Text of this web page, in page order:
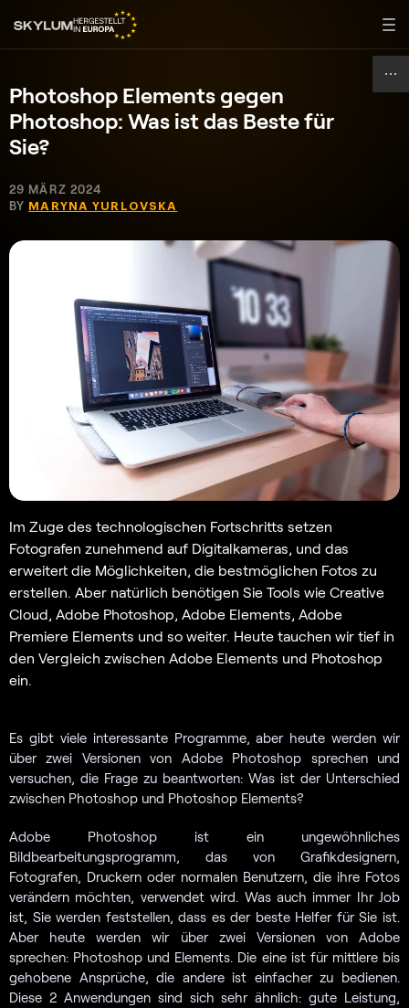
Photoshop Elements gegen
Photoshop: Was ist das Beste für
Sie?
29 MÄRZ 2024
BY MARYNA YURLOVSKA
Im Zuge des technologischen Fortschritts setzen
Fotografen zunehmend auf Digitalkameras, und das
erweitert die Möglichkeiten, die bestmöglichen Fotos zu
erstellen. Aber natürlich benötigen Sie Tools wie Creative
Cloud, Adobe Photoshop, Adobe Elements, Adobe
Premiere Elements und so weiter. Heute tauchen wir tief in
den Vergleich zwischen Adobe Elements und Photoshop
ein.
Es gibt viele interessante Programme, aber heute werden wir
über zwei Versionen von Adobe Photoshop sprechen und
versuchen, die Frage zu beantworten: Was ist der Unterschied
zwischen Photoshop und Photoshop Elements?
Adobe Photoshop ist ein ungewöhnliches
Bildbearbeitungsprogramm, das von Grafikdesignern,
Fotografen, Druckern oder normalen Benutzern, die ihre Fotos
verändern möchten, verwendet wird. Was auch immer Ihr Job
ist, Sie werden feststellen, dass es der beste Helfer für Sie ist.
Aber heute werden wir über zwei Versionen von Adobe
sprechen: Photoshop und Elements. Die eine ist für mittlere bis
gehobene Ansprüche, die andere ist einfacher zu bedienen.
Diese 2 Anwendungen sind sich sehr ähnlich: gute Leistung,